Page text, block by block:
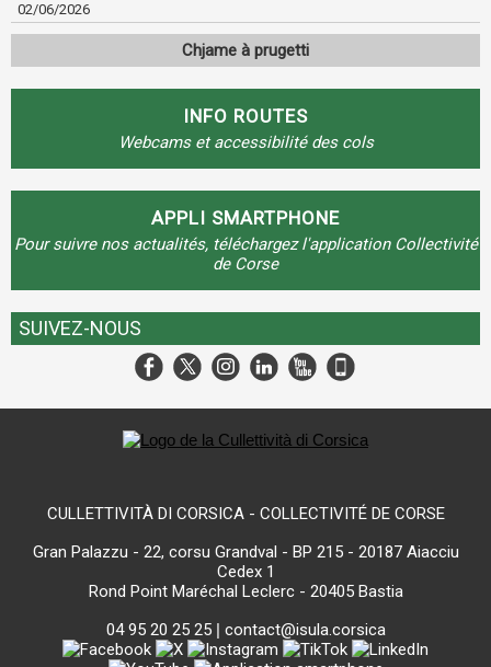
02/06/2026
Chjame à prugetti
INFO ROUTES
Webcams et accessibilité des cols
APPLI SMARTPHONE
Pour suivre nos actualités, téléchargez l'application Collectivité
de Corse
SUIVEZ-NOUS
CULLETTIVITÀ DI CORSICA - COLLECTIVITÉ DE CORSE
Gran Palazzu - 22, corsu Grandval - BP 215 - 20187 Aiacciu
Cedex 1
Rond Point Maréchal Leclerc - 20405 Bastia
04 95 20 25 25| contact@isula.corsica